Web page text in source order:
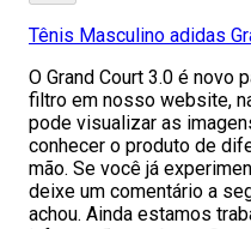
Tênis Masculino adidas
O Grand Court 3.0 é novo
filtro em nosso website,
pode visualizar as
conhecer o produto de
mão. Se você já
deixe um comentário a
achou. Ainda estamos